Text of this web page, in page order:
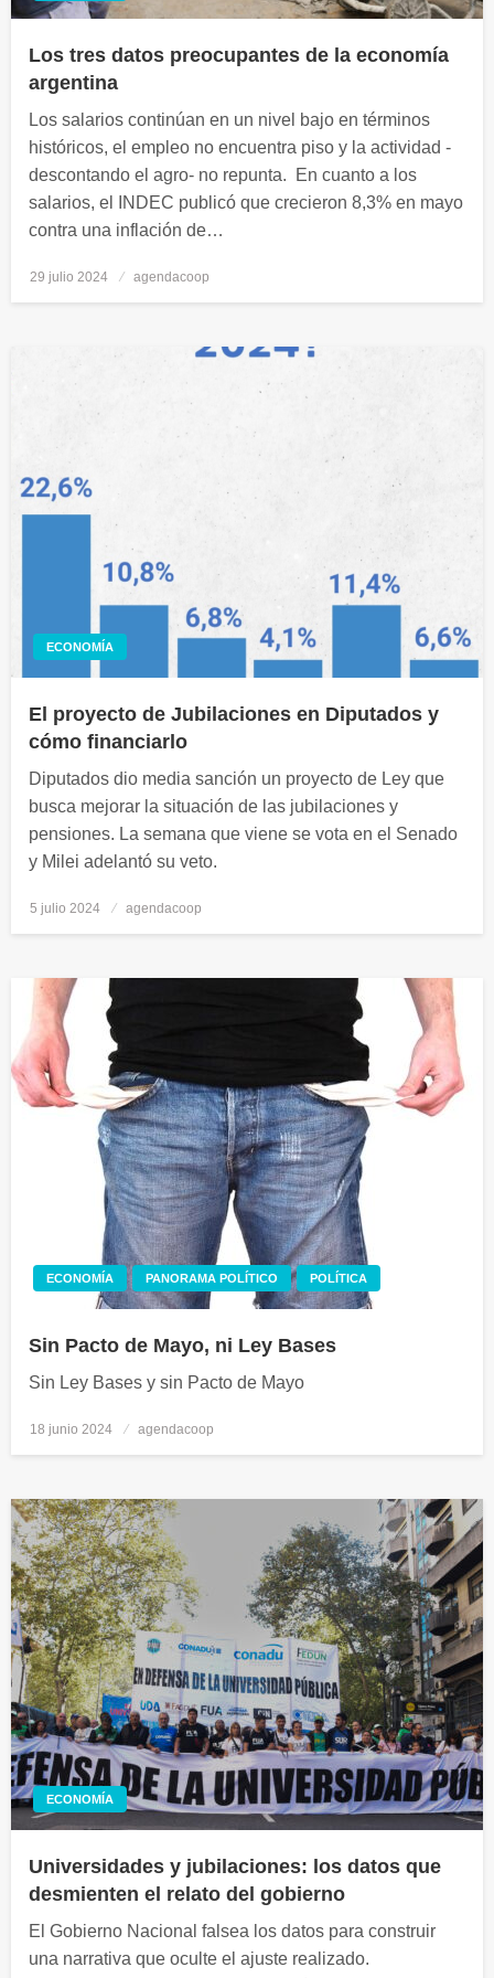
Los tres datos preocupantes de la economía
argentina
Los salarios continúan en un nivel bajo en términos
históricos, el empleo no encuentra piso y la actividad -
descontando el agro- no repunta. En cuanto a los
salarios, el INDEC publicó que crecieron 8,3% en mayo
contra una inflación de…
Publicado
29 julio 2024 agendacoop
ECONOMÍA
El proyecto de Jubilaciones en Diputados y
cómo financiarlo
Diputados dio media sanción un proyecto de Ley que
busca mejorar la situación de las jubilaciones y
pensiones. La semana que viene se vota en el Senado
y Milei adelantó su veto.
Publicado
5 julio 2024 agendacoop
ECONOMÍA PANORAMA POLÍTICO POLÍTICA
Sin Pacto de Mayo, ni Ley Bases
Sin Ley Bases y sin Pacto de Mayo
Publicado
18 junio 2024 agendacoop
ECONOMÍA
Universidades y jubilaciones: los datos que
desmienten el relato del gobierno
El Gobierno Nacional falsea los datos para construir
una narrativa que oculte el ajuste realizado.